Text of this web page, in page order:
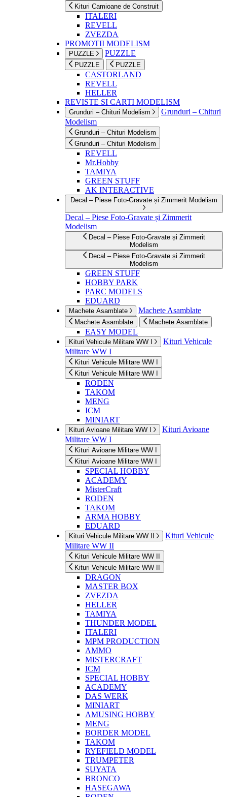
Kituri Camioane de Construit
ITALERI
REVELL
ZVEZDA
PROMOTII MODELISM
PUZZLE PUZZLE
PUZZLE PUZZLE
CASTORLAND
REVELL
HELLER
REVISTE SI CARTI MODELISM
Grunduri – Chituri Modelism
Grunduri – Chituri
Modelism
Grunduri – Chituri Modelism
Grunduri – Chituri Modelism
REVELL
Mr.Hobby
TAMIYA
GREEN STUFF
AK INTERACTIVE
Decal – Piese Foto-Gravate și Zimmerit Modelism
Decal – Piese Foto-Gravate și Zimmerit
Modelism
Decal – Piese Foto-Gravate și Zimmerit
Modelism
Decal – Piese Foto-Gravate și Zimmerit
Modelism
GREEN STUFF
HOBBY PARK
PARC MODELS
EDUARD
Machete Asamblate Machete Asamblate
Machete Asamblate Machete Asamblate
EASY MODEL
Kituri Vehicule Militare WW I
Kituri Vehicule
Militare WW I
Kituri Vehicule Militare WW I
Kituri Vehicule Militare WW I
RODEN
TAKOM
MENG
ICM
MINIART
Kituri Avioane Militare WW I
Kituri Avioane
Militare WW I
Kituri Avioane Militare WW I
Kituri Avioane Militare WW I
SPECIAL HOBBY
ACADEMY
MisterCraft
RODEN
TAKOM
ARMA HOBBY
EDUARD
Kituri Vehicule Militare WW II
Kituri Vehicule
Militare WW II
Kituri Vehicule Militare WW II
Kituri Vehicule Militare WW II
DRAGON
MASTER BOX
ZVEZDA
HELLER
TAMIYA
THUNDER MODEL
ITALERI
MPM PRODUCTION
AMMO
MISTERCRAFT
ICM
SPECIAL HOBBY
ACADEMY
DAS WERK
MINIART
AMUSING HOBBY
MENG
BORDER MODEL
TAKOM
RYEFIELD MODEL
TRUMPETER
SUYATA
BRONCO
HASEGAWA